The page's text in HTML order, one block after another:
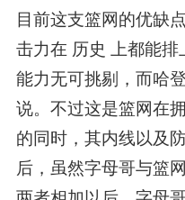
目前这支篮网的优缺
击力在 历史 上都能
能力无可挑剔，而哈
说。不过这是篮网在
的同时，其内线以及
后，虽然字母哥与篮